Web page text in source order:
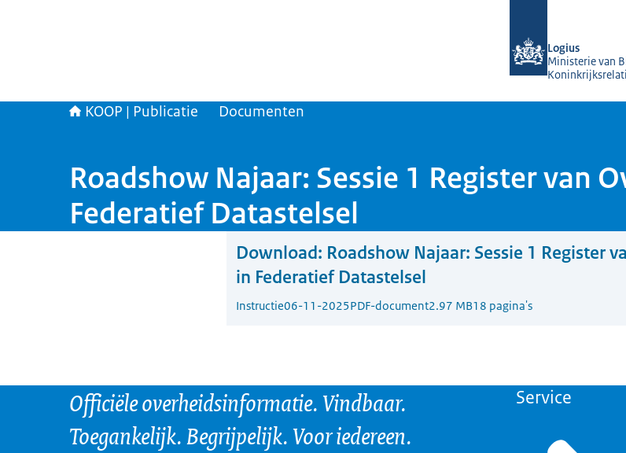
Logius
Ministerie van
KOOP | Publicatie Documenten
Roadshow Najaar: Sessie 1 Register van
Federatief Datastelsel
Download: Roadshow Najaar: Sessie 1 Register
in Federatief Datastelsel
Instructie06-11-2025PDF-document2.97 MB18 pagina's
Officiële overheidsinformatie. Vindbaar.
Toegankelijk. Begrijpelijk. Voor iedereen.
Service